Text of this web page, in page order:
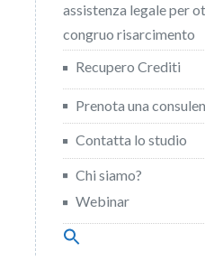
assistenza legale per
congruo risarcimento
Recupero Crediti
Prenota una
Contatta lo studio
Chi siamo?
Webinar